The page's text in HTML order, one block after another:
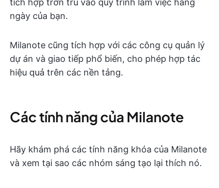
tích hợp trơn tru vào quy trình làm việc hàng
ngày của bạn.
Milanote cũng tích hợp với các công cụ quản lý
dự án và giao tiếp phổ biến, cho phép hợp tác
hiệu quả trên các nền tảng.
Các tính năng của Milanote
Hãy khám phá các tính năng khóa của Milanote
và xem tại sao các nhóm sáng tạo lại thích nó.